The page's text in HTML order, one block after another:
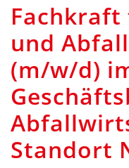
und
(m/w/d)
Standort